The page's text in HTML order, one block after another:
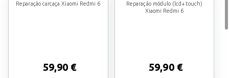
Reparação carcaça Xiaomi Redmi 6
59,90 €
Reparação módulo (lcd+touch)
Xiaomi Redmi 6
59,90 €